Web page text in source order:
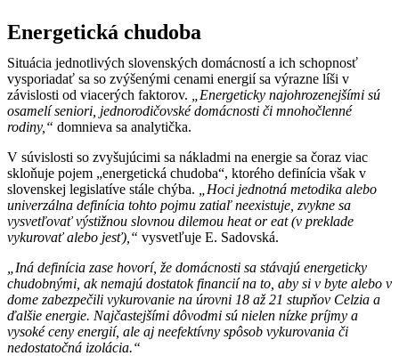
Energetická chudoba
Situácia jednotlivých slovenských domácností a ich schopnosť
vysporiadať sa so zvýšenými cenami energií sa výrazne líši v
závislosti od viacerých faktorov.
„Energeticky najohrozenejšími sú
osamelí seniori, jednorodičovské domácnosti či mnohočlenné
rodiny,“ domnieva sa analytička.
V súvislosti so zvyšujúcimi sa nákladmi na energie sa čoraz viac
skloňuje pojem „energetická chudoba“, ktorého definícia však v
slovenskej legislatíve stále chýba.
„Hoci jednotná metodika alebo
univerzálna definícia tohto pojmu zatiaľ neexistuje, zvykne sa
vysvetľovať výstižnou slovnou dilemou heat or eat (v preklade
vykurovať alebo jesť),“ vysvetľuje E. Sadovská.
„Iná definícia zase hovorí, že domácnosti sa stávajú energeticky
chudobnými, ak nemajú dostatok financií na to, aby si v byte alebo v
dome zabezpečili vykurovanie na úrovni 18 až 21 stupňov Celzia a
ďalšie energie. Najčastejšími dôvodmi sú nielen nízke príjmy a
vysoké ceny energií, ale aj neefektívny spôsob vykurovania či
nedostatočná izolácia.“